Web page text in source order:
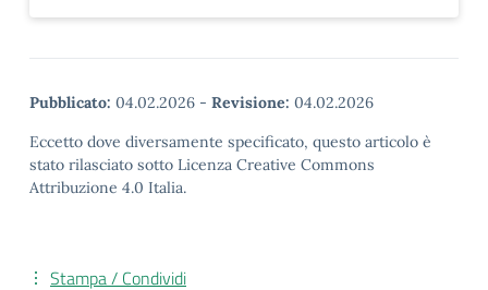
Pubblicato: 04.02.2026 - Revisione: 04.02.2026
Eccetto dove diversamente specificato, questo articolo è
stato rilasciato sotto Licenza Creative Commons
Attribuzione 4.0 Italia.
Stampa / Condividi